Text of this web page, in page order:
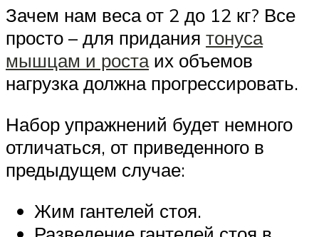
Зачем нам веса от 2 до 12 кг? Все
просто – для придания тонуса
мышцам и ростаих объемов
нагрузка должна прогрессировать.
Набор упражнений будет немного
отличаться, от приведенного в
предыдущем случае:
Жим гантелей стоя.